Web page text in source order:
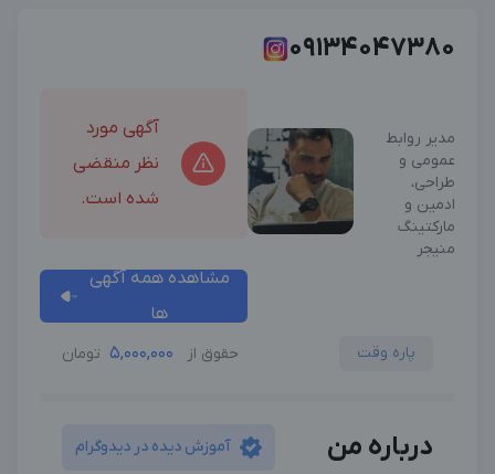
09134047380
مدیر روابط
عمومی و
طراحی،
ادمین و
مارکتینگ
منیجر
آگهی مورد
نظر منقضی
شده است.
مشاهده همه آگهی
ها
پاره وقت حقوق از 5,000,000 تومان
درباره من آموزش دیده در دیدوگرام